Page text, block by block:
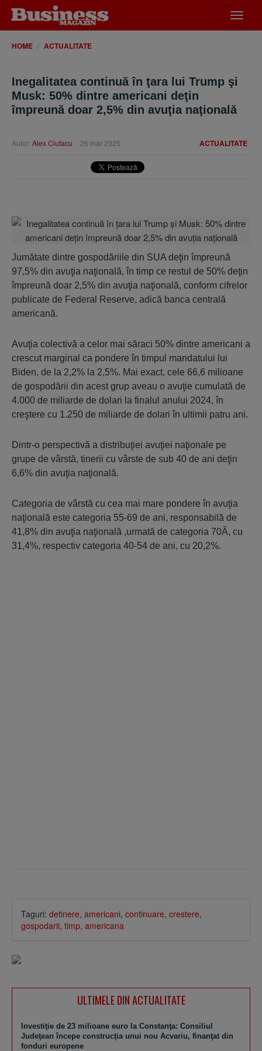
meniu
HOME ACTUALITATE
Inegalitatea continuă în ţara lui Trump şi
Musk: 50% dintre americani deţin
împreună doar 2,5% din avuţia naţională
ACTUALITATE
Autor: Alex Ciutacu 26 mar 2025
Jumătate dintre gospodăriile din SUA deţin împreună
97,5% din avuţia naţională, în timp ce restul de 50% deţin
împreună doar 2,5% din avuţia naţională, conform cifrelor
publicate de Federal Reserve, adică banca centrală
americană.
Avuţia colectivă a celor mai săraci 50% dintre americani a
crescut marginal ca pondere în timpul mandatului lui
Biden, de la 2,2% la 2,5%. Mai exact, cele 66,6 milioane
de gospodării din acest grup aveau o avuţie cumulată de
4.000 de miliarde de dolari la finalul anului 2024, în
creştere cu 1.250 de miliarde de dolari în ultimii patru ani.
Dintr-o perspectivă a distribuţiei avuţiei naţionale pe
grupe de vârstă, tinerii cu vârste de sub 40 de ani deţin
6,6% din avuţia naţională.
Categoria de vârstă cu cea mai mare pondere în avuţia
naţională este categoria 55-69 de ani, responsabilă de
41,8% din avuţia naţională ,urmată de categoria 70Ă, cu
31,4%, respectiv categoria 40-54 de ani, cu 20,2%.
Taguri: detinere, americani, continuare, crestere,
gospodarii, timp, americana
ULTIMELE DIN ACTUALITATE
Investiţie de 23 milioane euro la Constanţa: Consiliul
Judeţean începe construcţia unui nou Acvariu, finanţat din
fonduri europene